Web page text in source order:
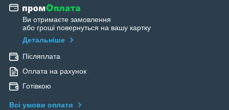
Ви отримаєте замовлення
або гроші повернуться на вашу картку
Детальніше
Післяплата
Оплата на рахунок
Готівкою
Всі умови оплати